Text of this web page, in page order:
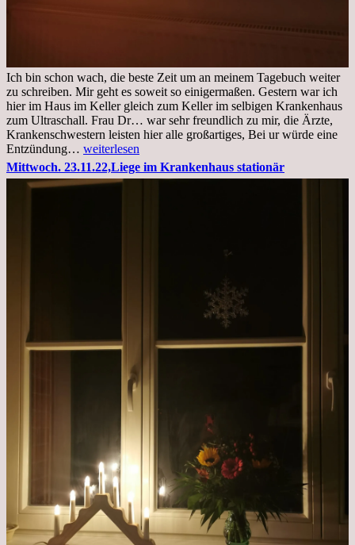
Ich bin schon wach, die beste Zeit um an meinem Tagebuch weiter
zu schreiben. Mir geht es soweit so einigermaßen. Gestern war ich
hier im Haus im Keller gleich zum Keller im selbigen Krankenhaus
zum Ultraschall. Frau Dr… war sehr freundlich zu mir, die Ärzte,
Krankenschwestern leisten hier alle großartiges, Bei ur würde eine
Entzündung… Freitag,
25.11.2022
Kleines
weiterlesen
Mittwoch. 23.11.22,Liege im Krankenhaus stationär